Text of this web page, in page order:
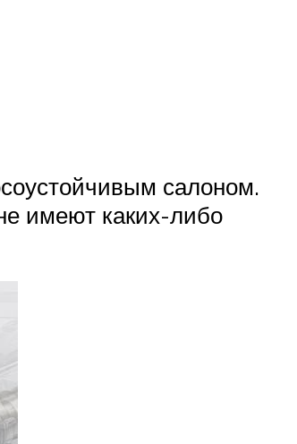
салоном.
имеют каких-либо